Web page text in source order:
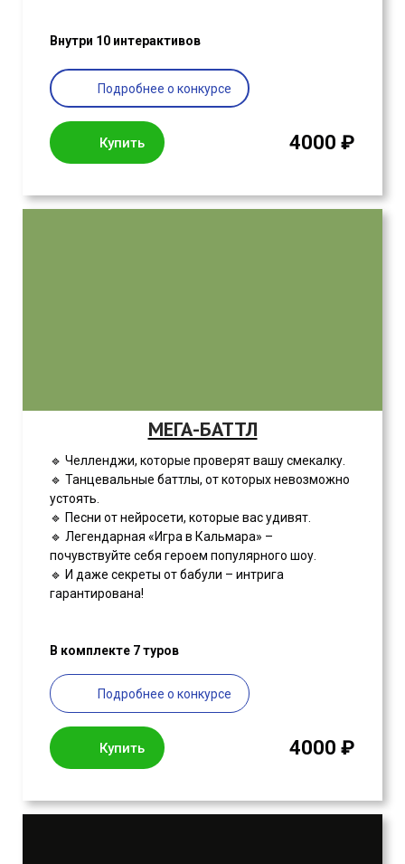
Внутри 10 интерактивов
Подробнее о конкурсе
Купить 4000 ₽
МЕГА-БАТТЛ
🔹 Челленджи, которые проверят вашу смекалку.
🔹 Танцевальные баттлы, от которых невозможно
устоять.
🔹 Песни от нейросети, которые вас удивят.
🔹 Легендарная «Игра в Кальмара» –
почувствуйте себя героем популярного шоу.
🔹 И даже секреты от бабули – интрига
гарантирована!
В комплекте 7 туров
Подробнее о конкурсе
Купить 4000 ₽